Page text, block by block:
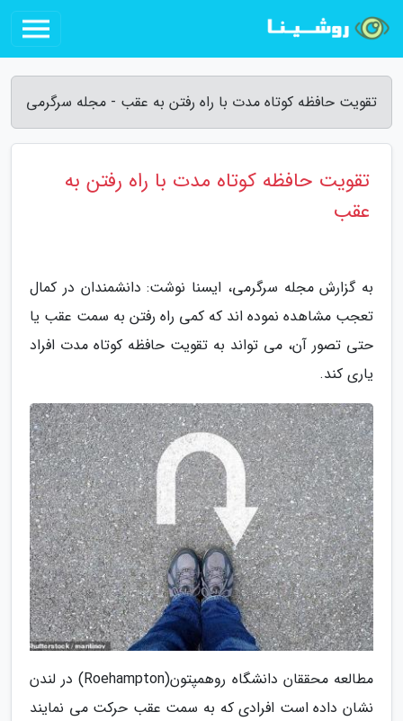
تقویت حافظه کوتاه مدت با راه رفتن به عقب - مجله سرگرمی
تقویت حافظه کوتاه مدت با راه رفتن به
عقب
به گزارش مجله سرگرمی، ایسنا نوشت: دانشمندان در کمال
تعجب مشاهده نموده اند که کمی راه رفتن به سمت عقب یا
حتی تصور آن، می تواند به تقویت حافظه کوتاه مدت افراد
یاری کند.
مطالعه محققان دانشگاه روهمپتون(Roehampton) در لندن
نشان داده است افرادی که به سمت عقب حرکت می نمایند